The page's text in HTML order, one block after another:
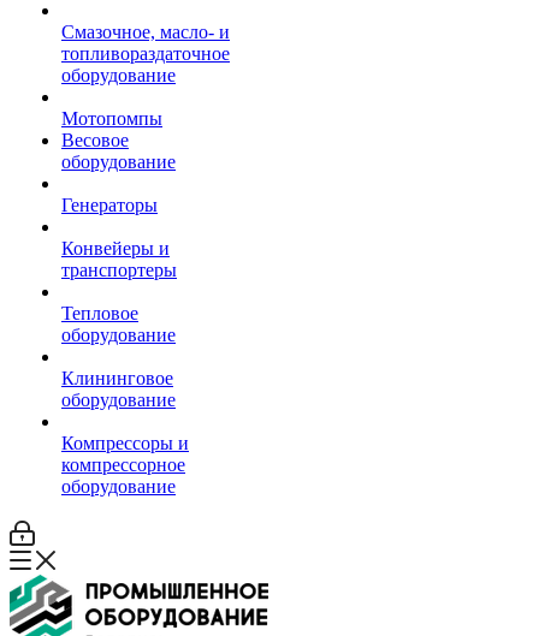
Смазочное, масло- и
топливораздаточное
оборудование
Мотопомпы
Весовое
оборудование
Генераторы
Конвейеры и
транспортеры
Тепловое
оборудование
Клининговое
оборудование
Компрессоры и
компрессорное
оборудование